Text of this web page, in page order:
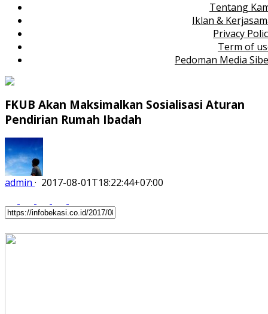
Tentang
Iklan &
Privacy
Term of
Pedoman Media
FKUB Akan Maksimalkan Sosialisasi Aturan
Pendirian Rumah Ibadah
admin · 2017-08-01T18:22:44+07:00